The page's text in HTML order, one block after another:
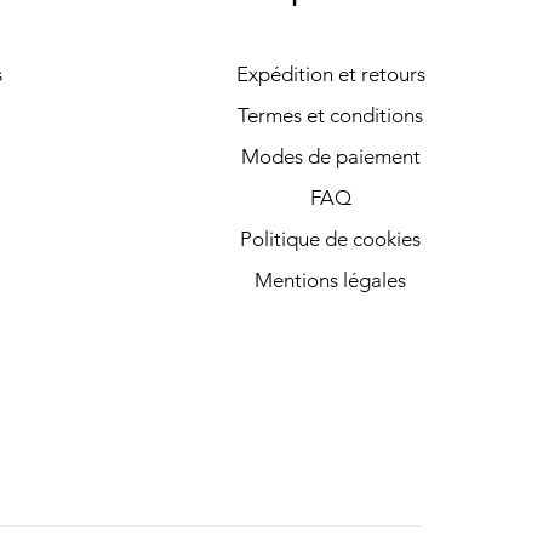
Expédition et retours
Termes et conditions
Modes de paiement
FAQ
Politique de cookies
Mentions légales